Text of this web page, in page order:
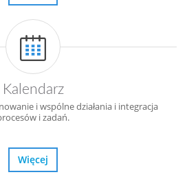
Kalendarz
i wspólne działania i integracja
i zadań.
Więcej